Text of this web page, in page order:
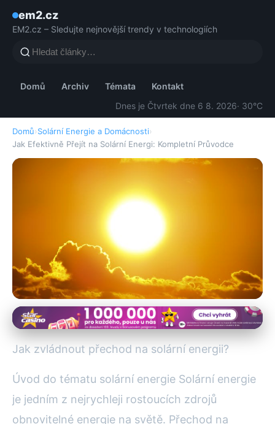
em2.cz
EM2.cz – Sledujte nejnovější trendy v technologiích
Domů Archiv Témata
Kontakt
Dnes je Čtvrtek dne 6 8. 2026· 30°C
Domů›Solární Energie a Domácnosti›
Jak Efektivně Přejít na Solární Energi: Kompletní Průvodce
Solární Energie a Domácnosti
Jak Efektivně Přejít na Solární
30. 7. 2025· 4 min čtení · Autor: Marek Sedláček
Jak zvládnout přechod na solární energii?
Úvod do tématu solární energie Solární energie
je jedním z nejrychleji rostoucích zdrojů
obnovitelné energie na světě. Přechod na